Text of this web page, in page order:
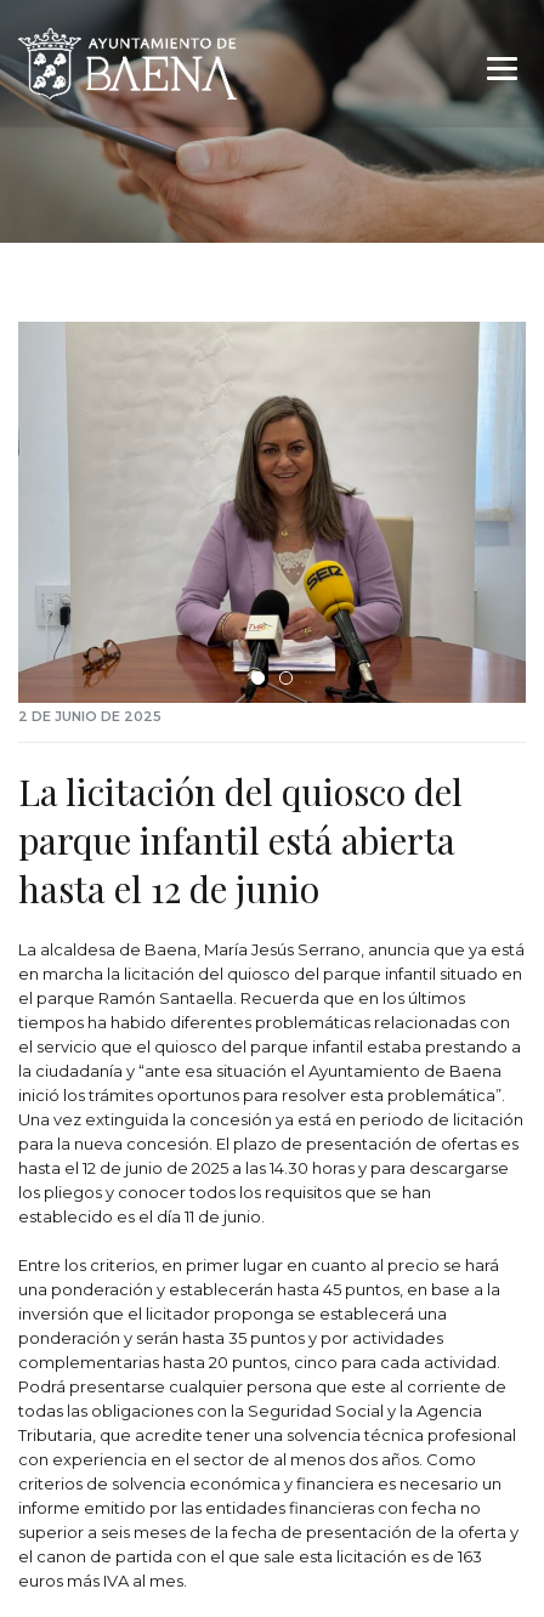
2 DE JUNIO DE 2025
La licitación del quiosco del
parque infantil está abierta
hasta el 12 de junio
La alcaldesa de Baena, María Jesús Serrano, anuncia que ya está
en marcha la licitación del quiosco del parque infantil situado en
el parque Ramón Santaella. Recuerda que en los últimos
tiempos ha habido diferentes problemáticas relacionadas con
el servicio que el quiosco del parque infantil estaba prestando a
la ciudadanía y “ante esa situación el Ayuntamiento de Baena
inició los trámites oportunos para resolver esta problemática”.
Una vez extinguida la concesión ya está en periodo de licitación
para la nueva concesión. El plazo de presentación de ofertas es
hasta el 12 de junio de 2025 a las 14.30 horas y para descargarse
los pliegos y conocer todos los requisitos que se han
establecido es el día 11 de junio.
Entre los criterios, en primer lugar en cuanto al precio se hará
una ponderación y establecerán hasta 45 puntos, en base a la
inversión que el licitador proponga se establecerá una
ponderación y serán hasta 35 puntos y por actividades
complementarias hasta 20 puntos, cinco para cada actividad.
Podrá presentarse cualquier persona que este al corriente de
todas las obligaciones con la Seguridad Social y la Agencia
Tributaria, que acredite tener una solvencia técnica profesional
con experiencia en el sector de al menos dos años. Como
criterios de solvencia económica y financiera es necesario un
informe emitido por las entidades financieras con fecha no
superior a seis meses de la fecha de presentación de la oferta y
el canon de partida con el que sale esta licitación es de 163
euros más IVA al mes.